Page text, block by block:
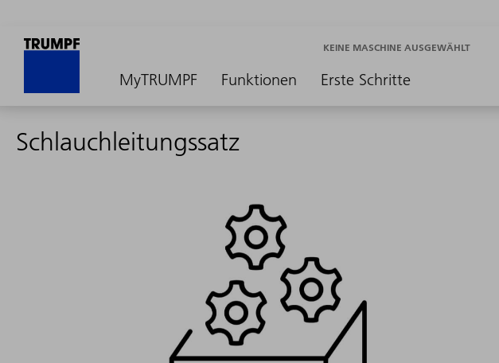
MyTRUMPF Funktionen Erste Schritte
KEINE MASCHINE AUSGEWÄHLT
Schlauchleitungssatz